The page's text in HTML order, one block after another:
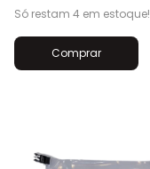
Só restam 4 em estoque!